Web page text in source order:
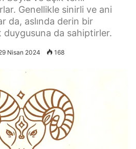
Genellikle sinirli ve ani
da, aslında derin bir
da sahiptirler.
Nisan 2024 168